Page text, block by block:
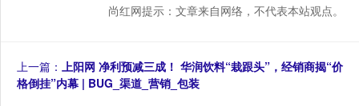
尚红网提示：文章来自网络，不代表本站观点。
上一篇： 上阳网 净利预减三成！ 华润饮料“栽跟头”，经销商揭“价
格倒挂”内幕 | BUG_渠道_营销_包装